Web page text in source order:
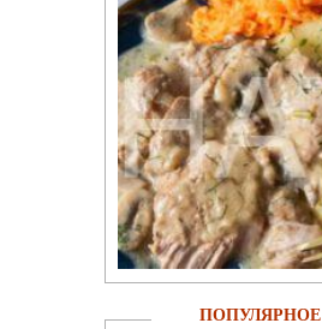
ПОПУЛЯРНОЕ